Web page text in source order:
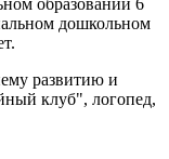
образовании 6
дошкольном
развитию и
клуб", логопед,